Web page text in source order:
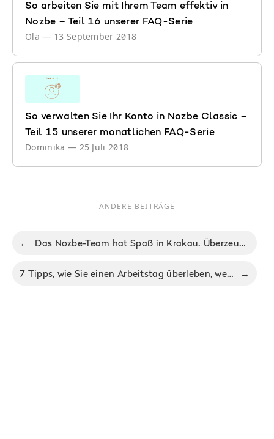
So arbeiten Sie mit Ihrem Team effektiv in
Nozbe – Teil 16 unserer FAQ-Serie
Ola— 13 September 2018
So verwalten Sie Ihr Konto in Nozbe Classic –
Teil 15 unserer monatlichen FAQ-Serie
Dominika — 25 Juli 2018
ANDERE BEITRÄGE
← Das Nozbe-Team hat Spaß in Krakau. Überzeugen Sie sich selbst.
7 Tipps, wie Sie einen Arbeitstag überleben, wenn Sie müde sind →